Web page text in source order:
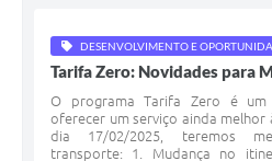
DESENVOLVIMENTO E
Tarifa Zero: Novidades para
O programa Tarifa Zero é um
oferecer um serviço ainda melhor
dia 17/02/2025, teremos
transporte: 1. Mudança no